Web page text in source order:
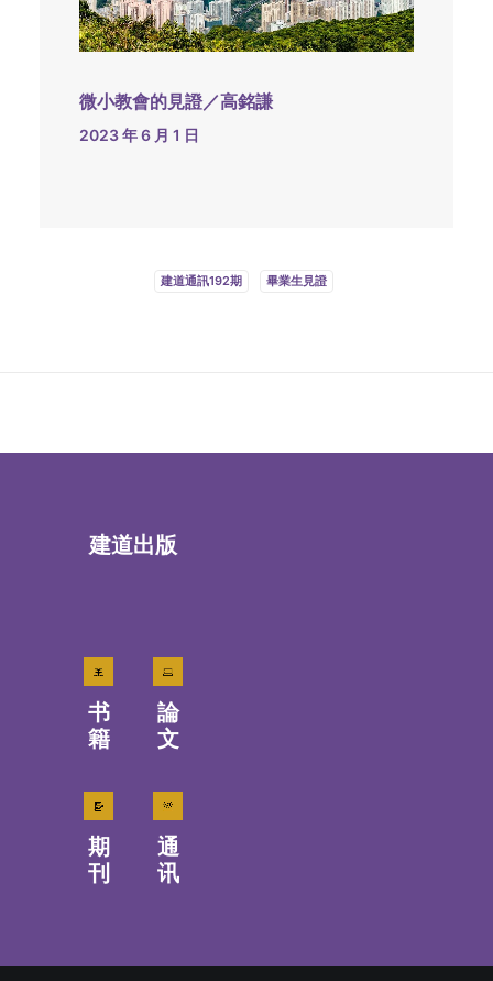
微小教會的見證／高銘謙
2023 年 6 月 1 日
建道通訊192期 畢業生見證
建道出版
书
籍
論
文
期
刊
通
讯